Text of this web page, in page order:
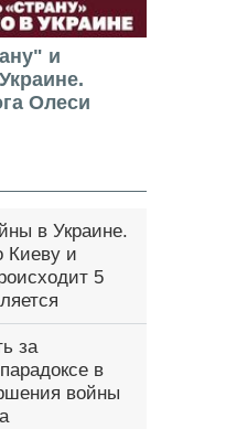
и
Олеси
в Украине.
Киеву и
5
за
в
войны